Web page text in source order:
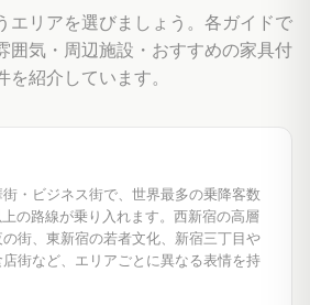
エリアを選びましょう。各ガイドで
囲気・周辺施設・おすすめの家具付
を紹介しています。
・ビジネス街で、世界最多の乗降客数
の路線が乗り入れます。西新宿の高層
街、東新宿の若者文化、新宿三丁目や
街など、エリアごとに異なる表情を持